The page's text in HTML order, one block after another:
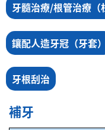
牙髓治療/根管治療（
鑲配人造牙冠（牙套）
牙根刮治
補牙